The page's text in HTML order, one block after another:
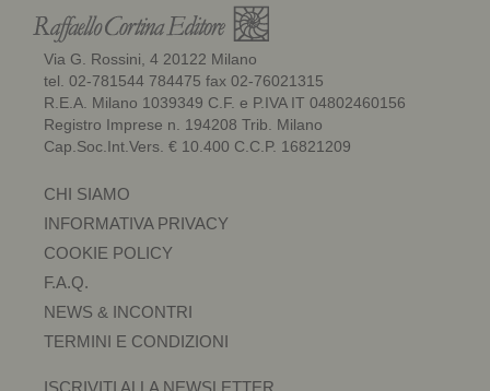
Via G. Rossini, 4 20122 Milano
tel. 02-781544 784475 fax 02-76021315
R.E.A. Milano 1039349 C.F. e P.IVA IT 04802460156
Registro Imprese n. 194208 Trib. Milano
Cap.Soc.Int.Vers. € 10.400 C.C.P. 16821209
CHI SIAMO
INFORMATIVA PRIVACY
COOKIE POLICY
F.A.Q.
NEWS & INCONTRI
TERMINI E CONDIZIONI
ISCRIVITI ALLA NEWSLETTER